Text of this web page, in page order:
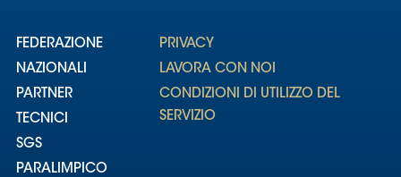
FEDERAZIONE
NAZIONALI
PARTNER
TECNICI
SGS
PARALIMPICO
PRIVACY
LAVORA CON NOI
CONDIZIONI DI UTILIZZO DEL
SERVIZIO